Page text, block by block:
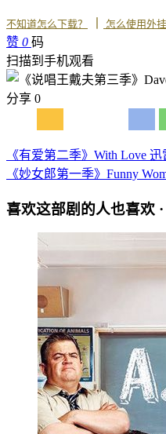
不知道怎么下载？ 怎么使用外挂
赞 0 码
扫描到手机观看
分享 0
《有爱第二季》With Love
《妙女郎第一季》Funny
喜欢这部剧的人也喜欢 · ·